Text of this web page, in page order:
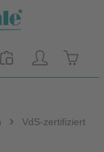
VdS-zertifiziert